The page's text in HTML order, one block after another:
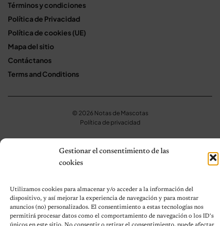
Gestionar el consentimiento de las
cookies
Utilizamos cookies para almacenar y/o acceder a la información del
dispositivo, y así mejorar la experiencia de navegación y para mostrar
anuncios (no) personalizados. El consentimiento a estas tecnologías nos
permitirá procesar datos como el comportamiento de navegación o los ID's
Términos y condiciones
Política de Privacidad
Política de cookies (UE)
Mapa del sitio
Contáctanos
Terms and Conditions
© 2026 Notas de Mascotas
Política de privacidad